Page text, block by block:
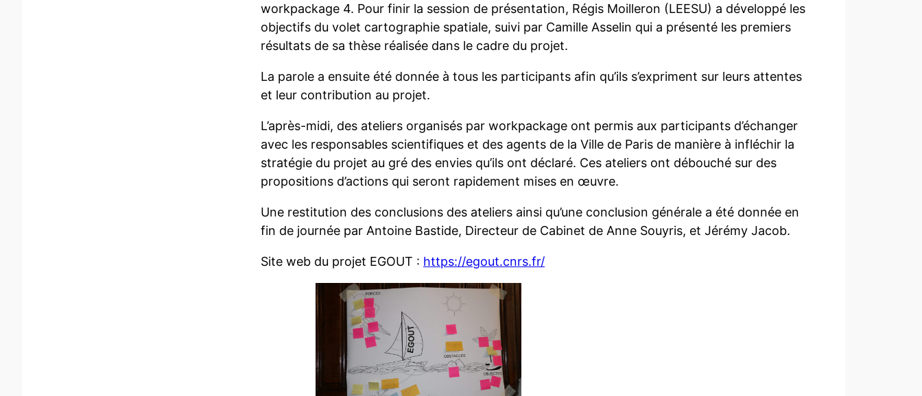
workpackage 4. Pour finir la session de présentation, Régis Moilleron (LEESU) a développé les
objectifs du volet cartographie spatiale, suivi par Camille Asselin qui a présenté les premiers
résultats de sa thèse réalisée dans le cadre du projet.
La parole a ensuite été donnée à tous les participants afin qu’ils s’expriment sur leurs attentes
et leur contribution au projet.
L’après-midi, des ateliers organisés par workpackage ont permis aux participants d’échanger
avec les responsables scientifiques et des agents de la Ville de Paris de manière à infléchir la
stratégie du projet au gré des envies qu’ils ont déclaré. Ces ateliers ont débouché sur des
propositions d’actions qui seront rapidement mises en œuvre.
Une restitution des conclusions des ateliers ainsi qu’une conclusion générale a été donnée en
fin de journée par Antoine Bastide, Directeur de Cabinet de Anne Souyris, et Jérémy Jacob.
Site web du projet EGOUT : https://egout.cnrs.fr/